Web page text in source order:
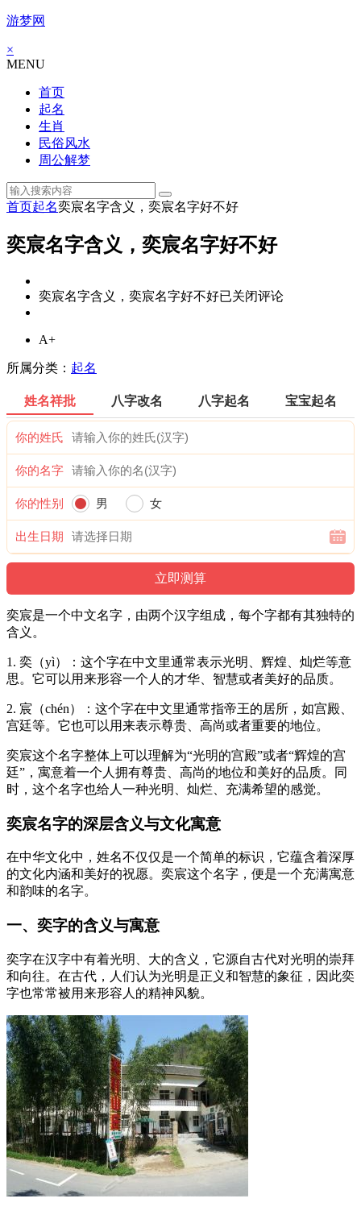
游梦网
×
MENU
首页
起名
生肖
民俗风水
周公解梦
首页起名奕宸名字含义，奕宸名字好不好
奕宸名字含义，奕宸名字好不好
奕宸名字含义，奕宸名字好不好已关闭评论
A+
所属分类： 起名
姓名祥批 八字改名 八字起名 宝宝起名
你的姓氏
你的名字
你的性别 男 女
出生日期
奕宸是一个中文名字，由两个汉字组成，每个字都有其独特的
含义。
1. 奕（yì）：这个字在中文里通常表示光明、辉煌、灿烂等意
思。它可以用来形容一个人的才华、智慧或者美好的品质。
2. 宸（chén）：这个字在中文里通常指帝王的居所，如宫殿、
宫廷等。它也可以用来表示尊贵、高尚或者重要的地位。
奕宸这个名字整体上可以理解为“光明的宫殿”或者“辉煌的宫
廷”，寓意着一个人拥有尊贵、高尚的地位和美好的品质。同
时，这个名字也给人一种光明、灿烂、充满希望的感觉。
奕宸名字的深层含义与文化寓意
在中华文化中，姓名不仅仅是一个简单的标识，它蕴含着深厚
的文化内涵和美好的祝愿。奕宸这个名字，便是一个充满寓意
和韵味的名字。
一、奕字的含义与寓意
奕字在汉字中有着光明、大的含义，它源自古代对光明的崇拜
和向往。在古代，人们认为光明是正义和智慧的象征，因此奕
字也常常被用来形容人的精神风貌。